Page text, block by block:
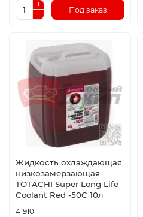
Под заказ
Жидкость охлаждающая
низкозамерзающая
TOTACHI Super Long Life
Coolant Red -50C 10л
41910